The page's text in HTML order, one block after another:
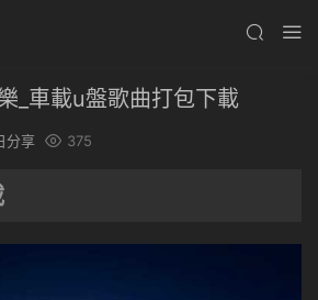
_車載u盤歌曲打包下載
分享 375